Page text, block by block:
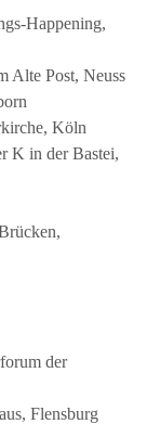
Happening,
Alte Post, Neuss
Köln
K in der Bastei,
der
Flensburg